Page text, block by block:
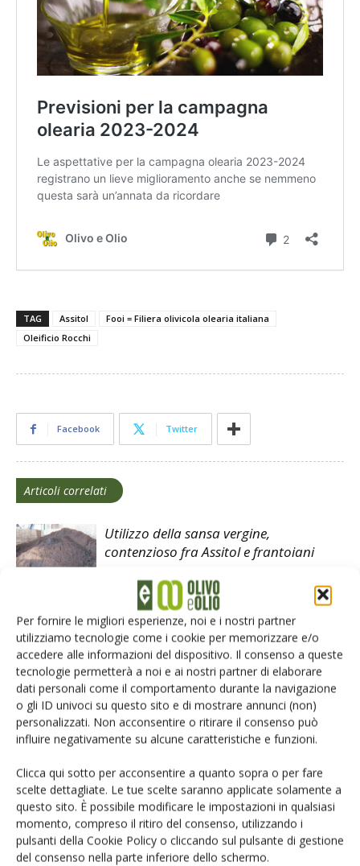
Per fornire le migliori esperienze, noi e i nostri partner
utilizziamo tecnologie come i cookie per memorizzare e/o
accedere alle informazioni del dispositivo. Il consenso a queste
tecnologie permetterà a noi e ai nostri partner di elaborare
dati personali come il comportamento durante la navigazione
o gli ID univoci su questo sito e di mostrare annunci (non)
personalizzati. Non acconsentire o ritirare il consenso può
influire negativamente su alcune caratteristiche e funzioni.
Clicca qui sotto per acconsentire a quanto sopra o per fare
scelte dettagliate. Le tue scelte saranno applicate solamente a
questo sito. È possibile modificare le impostazioni in qualsiasi
momento, compreso il ritiro del consenso, utilizzando i
pulsanti della Cookie Policy o cliccando sul pulsante di gestione
del consenso nella parte inferiore dello schermo.
TAG Assitol
Fooi = Filiera olivicola olearia italiana
Oleificio Rocchi
Facebook Twitter
Articoli correlati
Utilizzo della sansa vergine,
contenzioso fra Assitol e frantoiani
Assitol: dazi su olio d’oliva ancora
sostenibili, ma con tante incognite
Assitol, bilancio positivo tra nuovi
aderenti, export e impegno sociale
LASCIA UN COMMENTO